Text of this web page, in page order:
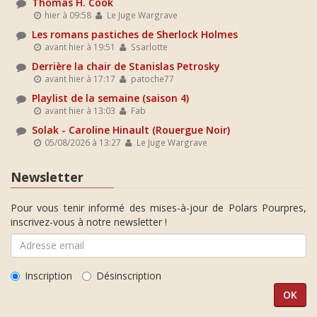
hier à 09:58 Le Juge Wargrave
Les romans pastiches de Sherlock Holmes
avant hier à 19:51 Ssarlotte
Derrière la chair de Stanislas Petrosky
avant hier à 17:17 patoche77
Playlist de la semaine (saison 4)
avant hier à 13:03 Fab
Solak - Caroline Hinault (Rouergue Noir)
05/08/2026 à 13:27 Le Juge Wargrave
Newsletter
Pour vous tenir informé des mises-à-jour de Polars Pourpres,
inscrivez-vous à notre newsletter !
Inscription Désinscription